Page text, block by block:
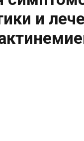
и